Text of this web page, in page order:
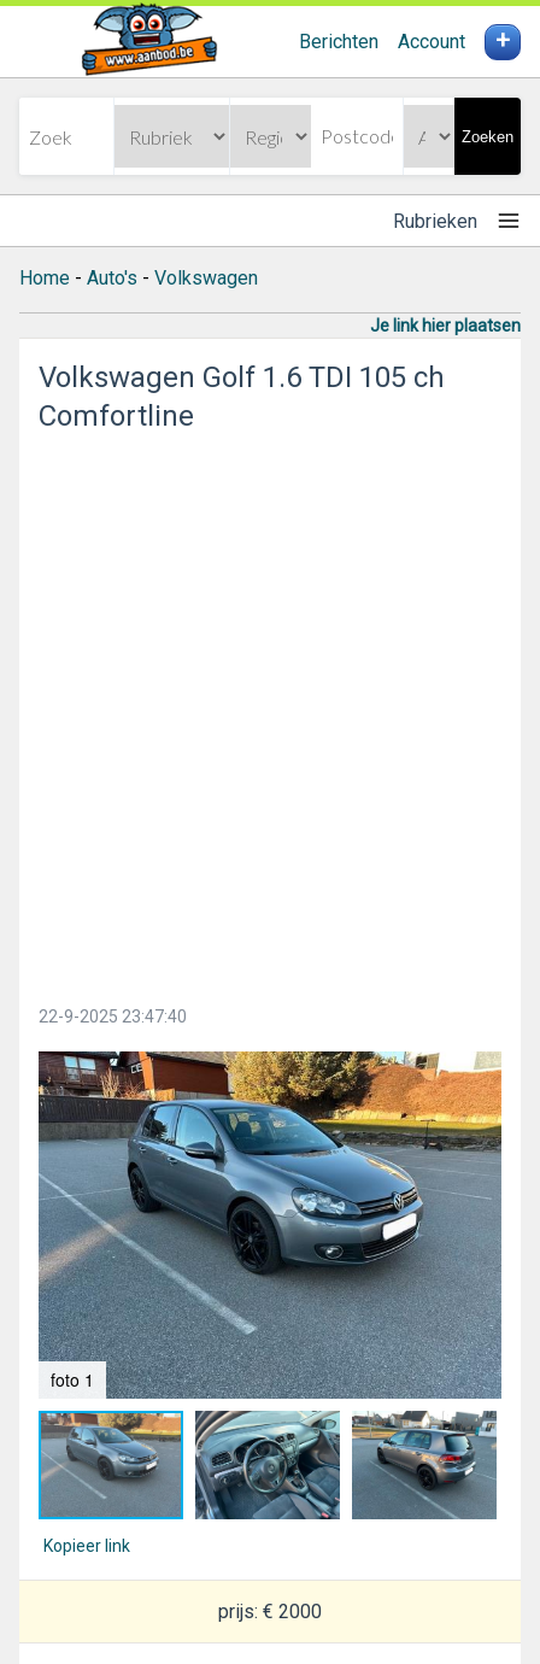
Berichten Account +
Zoeken
Rubrieken
Home - Auto's - Volkswagen
Je link hier plaatsen
Volkswagen Golf 1.6 TDI 105 ch
Comfortline
22-9-2025 23:47:40
foto 1
Kopieer link
prijs: € 2000